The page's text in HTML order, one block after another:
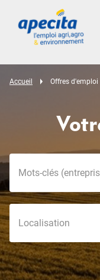
Accueil Offres d'emploi